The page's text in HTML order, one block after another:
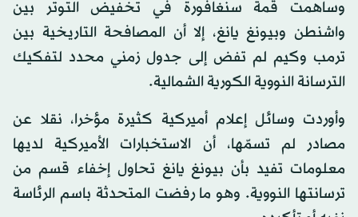
وساهمت قمة سنغافورة في تخفيض التوتر بين
واشنطن وبيونغ يانغ، إلا أن المصافحة التاريخية بين
ترمب وكيم لم تفض إلى جدول زمني محدد لتفكيك
الترسانة النووية الكورية الشمالية.
وأوردت وسائل إعلام أميركية كثيرة مؤخرا، نقلا عن
مصادر لم تسمّها، أن الاستخبارات الأميركية لديها
معلومات تفيد بأن بيونغ يانغ تحاول إخفاء قسم من
ترسانتها النووية. وهو ما رفضت المتحدثة باسم الرئاسة